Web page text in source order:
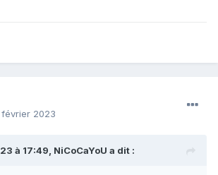
février 2023
à 17:49, NiCoCaYoU a dit :